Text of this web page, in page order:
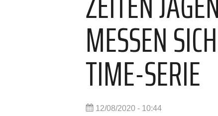
MESSEN
TIME-SERIE
12/08/2020 - 10:44